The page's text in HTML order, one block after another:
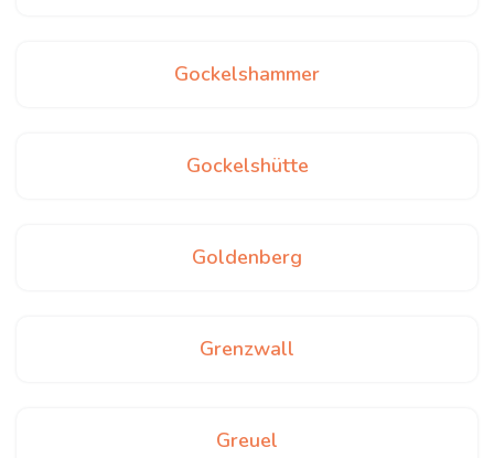
Gockelshammer
Gockelshütte
Goldenberg
Grenzwall
Greuel